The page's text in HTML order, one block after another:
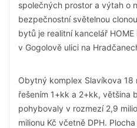
společných prostor a výtah o
bezpečnostní světelnou
bytů je realitní kancelář HOME
v Gogolově ulici na
Obytný komplex Slavíkova
řešením 1+kk a 2+kk, většina
pohybovaly v rozmezí 2,9
milionu Kč včetně DPH.